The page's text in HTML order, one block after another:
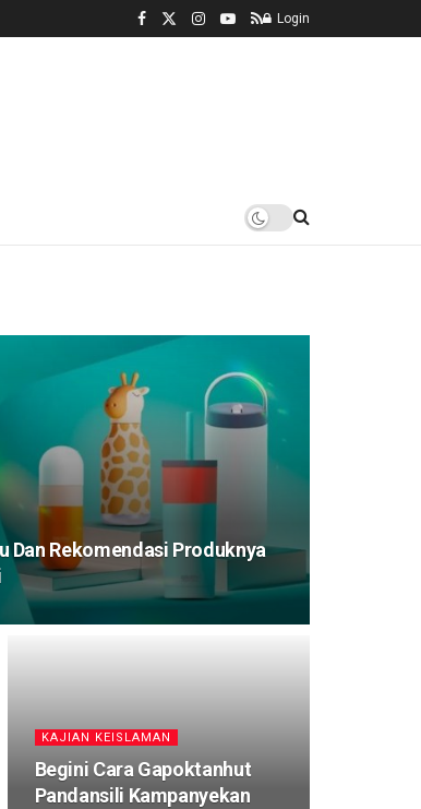
Login
Dan Rekomendasi Produknya
KAJIAN KEISLAMAN
Begini Cara Gapoktanhut
Pandansili Kampanyekan